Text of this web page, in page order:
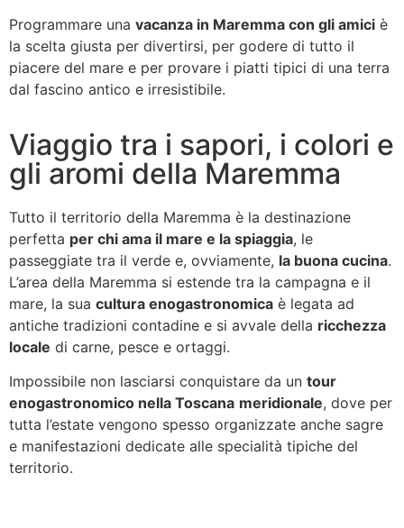
Programmare una vacanza in Maremma con gli amici è
la scelta giusta per divertirsi, per godere di tutto il
piacere del mare e per provare i piatti tipici di una terra
dal fascino antico e irresistibile.
Viaggio tra i sapori, i colori e
gli aromi della Maremma
Tutto il territorio della Maremma è la destinazione
perfetta per chi ama il mare e la spiaggia, le
passeggiate tra il verde e, ovviamente, la buona cucina.
L’area della Maremma si estende tra la campagna e il
mare, la sua cultura enogastronomica è legata ad
antiche tradizioni contadine e si avvale della ricchezza
locale di carne, pesce e ortaggi.
Impossibile non lasciarsi conquistare da un tour
enogastronomico nella Toscana meridionale, dove per
tutta l’estate vengono spesso organizzate anche sagre
e manifestazioni dedicate alle specialità tipiche del
territorio.